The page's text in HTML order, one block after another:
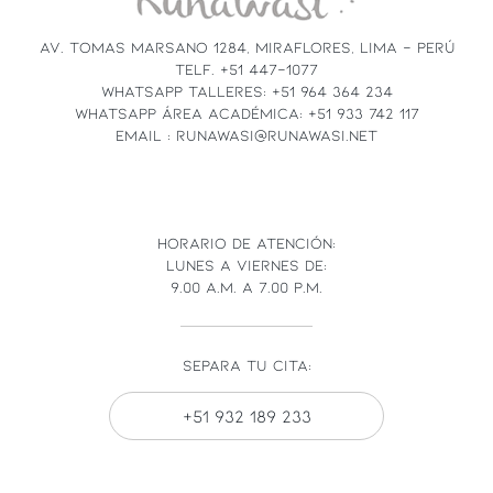
BLANK.AV. TOMAS MARSANO 1284, MIRAFLORES, LIMA - PERÚ
TELF. +51 447-1077
WHATSAPP TALLERES: +51 964 364 234
WHATSAPP ÁREA ACADÉMICA: +51 933 742 117
EMAIL : RUNAWASI@RUNAWASI.NET
HORARIO DE ATENCIÓN:
LUNES A VIERNES DE:
9.00 A.M. A 7.00 P.M.
SEPARA TU CITA:
+51 932 189 233